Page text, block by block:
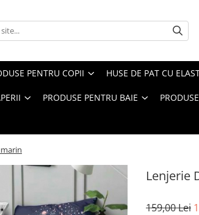
PENTRU COPII HUSE DE PAT CU
PRODUSE PENTRU BAIE
Lenjerie
159,00 Lei